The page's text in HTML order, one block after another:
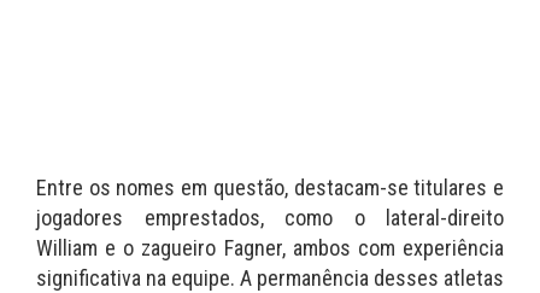
Entre os nomes em questão, destacam-se titulares e
jogadores emprestados, como o lateral-direito
William e o zagueiro Fagner, ambos com experiência
significativa na equipe. A permanência desses atletas